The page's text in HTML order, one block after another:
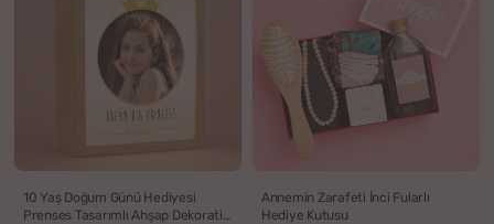
10 Yaş Doğum Günü Hediyesi
Prenses Tasarımlı Ahşap Dekoratif
Annemin Zarafeti İnci Fularlı
Hediye Kutusu